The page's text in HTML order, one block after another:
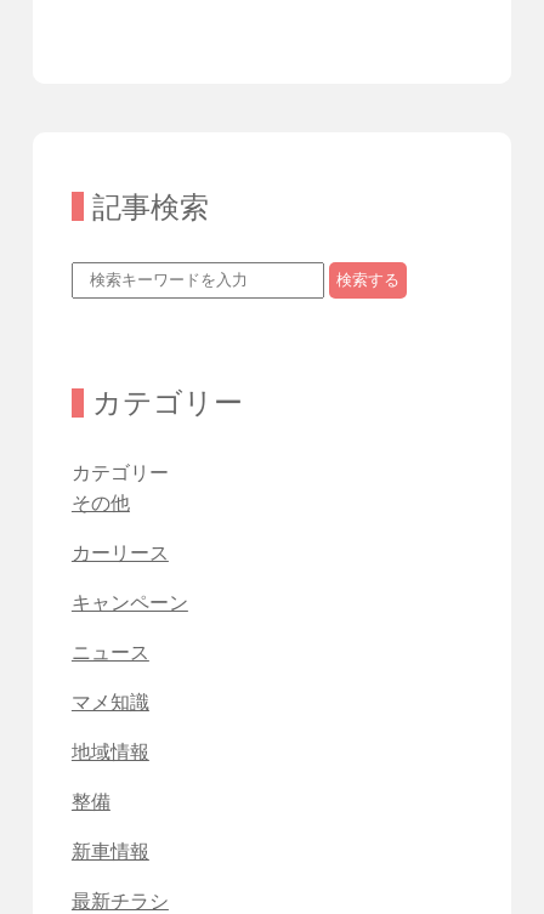
記事検索
検索する
カテゴリー
カテゴリー
その他
カーリース
キャンペーン
ニュース
マメ知識
地域情報
整備
新車情報
最新チラシ